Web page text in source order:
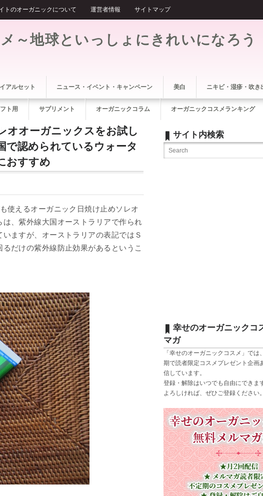
～地球といっしょにきれいになろう
オオーガニックスをお試し
で認められているウォータ
おすすめ
使えるオーガニック日焼け止めソレオ
、紫外線大国オーストラリアで作られ
ますが、オーストラリアの表記ではＳ
だけの紫外線防止効果があるというこ
サイト内検索
幸せのオーガニックコ
マガ
「幸せのオーガニックコスメ」では
期で読者限定コスメプレゼント企画
信しています。
登録・解除はいつでも自由にできま
よろしければ、ぜひご登録ください。
トのオーガニックについて 運営者情報 サイトマップ
イアルセット ニュース・イベント・キャンペーン 美白 ニキビ・湿疹・吹き
ト用 サプリメント オーガニックコラム オーガニックコスメランキング